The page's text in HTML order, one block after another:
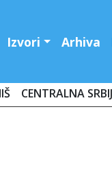
Izvori Arhiva
CENTRALNA